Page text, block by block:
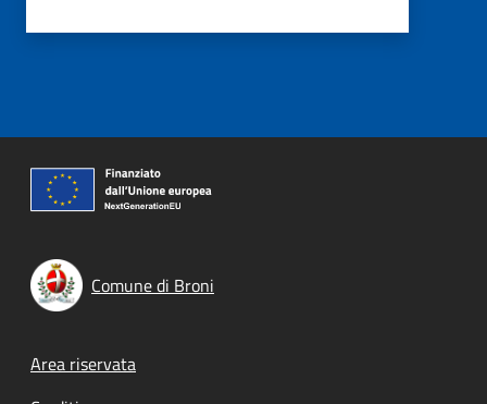
Comune di Broni
Footer menu
Area riservata